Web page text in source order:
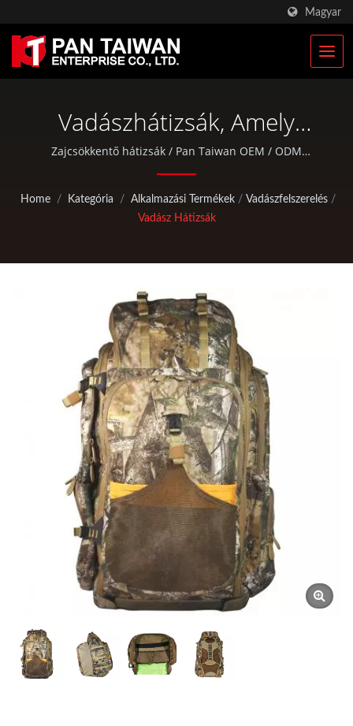
Magyar
Vadászhátizsák, Amely
Lövőmatracnak
Használható /
Zajcsökkentő Csendes
Hátizsákok Gyártója | Pan
Taiwan
Zajcsökkentő hátizsák / Pan Taiwan OEM / ODM
szolgáltatásokat nyújt, mint például műanyag
tasakok és szabványos kerékpár- és szabadtéri
tevékenységekhez szükséges alkatrészek.
Home / Kategória / Alkalmazási Termékek / Vadászfelszerelés /
Vadász Hátizsák